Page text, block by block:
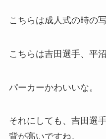
こちらは成人式の時の写
こちらは吉田選手、平
パーカーかわいいな。
それにしても、吉田選
背が高いですね。